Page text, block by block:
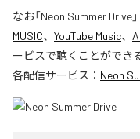
なお「Neon Summer Drive
MUSIC、 YouTube Music、
ービスで聴くことができる
各配信サービス： Neon